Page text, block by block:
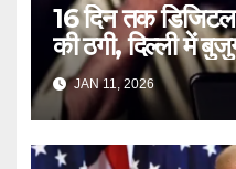
16 दिन तक
की ठगी, दिल्ली में
लगाया चूना –
elderly
duped
JAN 11, 2026